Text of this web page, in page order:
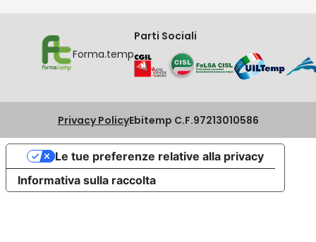
Forma.temp
Parti Sociali
Privacy PolicyEbitemp C.F.97213010586
Informativa sulla raccolta
Le tue preferenze relative alla privacy